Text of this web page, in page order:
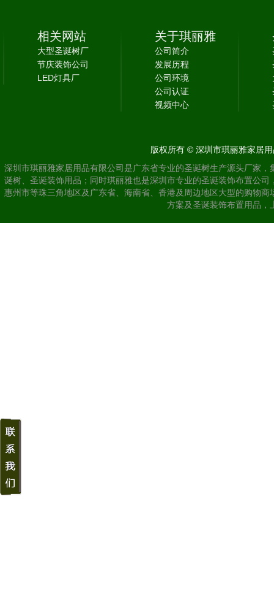
相关网站
大型圣诞树厂
节庆装饰公司
LED灯具厂
关于琪丽雅
公司简介
发展历程
公司环境
公司认证
视频中心
版权所有 © 深圳市琪丽雅家居
深圳市琪丽雅家居用品有限公司是广东省专业的圣诞树生产源头厂家
诞树、圣诞装饰用品；同时琪丽雅也是深圳市专业的圣诞装饰布置公
惠州市等珠三角地区及广东省、海南省、香港及周边地区大型的购物
方案及圣诞装饰布置用品，